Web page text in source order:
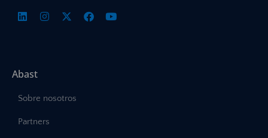
Abast
Sobre nosotros
Partners